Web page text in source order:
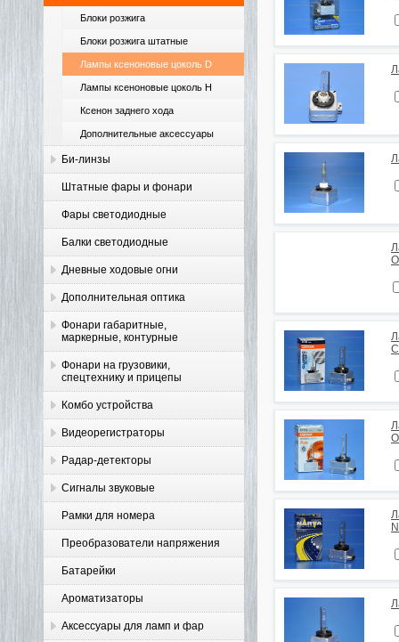
Блоки розжига
Блоки розжига штатные
Лампы ксеноновые цоколь D
Лампы ксеноновые цоколь H
Ксенон заднего хода
Дополнительные аксессуары
Би-линзы
Штатные фары и фонари
Фары светодиодные
Балки светодиодные
Дневные ходовые огни
Дополнительная оптика
Фонари габаритные,
маркерные, контурные
Фонари на грузовики,
спецтехнику и прицепы
Комбо устройства
Видеорегистраторы
Радар-детекторы
Сигналы звуковые
Рамки для номера
Преобразователи напряжения
Батарейки
Ароматизаторы
Аксессуары для ламп и фар